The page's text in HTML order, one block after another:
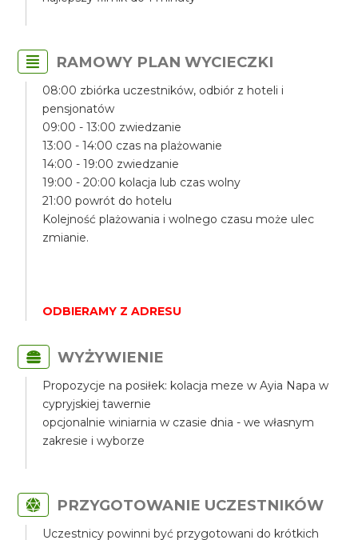
RAMOWY PLAN WYCIECZKI
08:00 zbiórka uczestników, odbiór z hoteli i
pensjonatów
09:00 - 13:00 zwiedzanie
13:00 - 14:00 czas na plażowanie
14:00 - 19:00 zwiedzanie
19:00 - 20:00 kolacja lub czas wolny
21:00 powrót do hotelu
Kolejność plażowania i wolnego czasu może ulec
zmianie.
ODBIERAMY Z ADRESU
WYŻYWIENIE
Propozycje na posiłek: kolacja meze w Ayia Napa w
cypryjskiej tawernie
opcjonalnie winiarnia w czasie dnia - we własnym
zakresie i wyborze
PRZYGOTOWANIE UCZESTNIKÓW
Uczestnicy powinni być przygotowani do krótkich